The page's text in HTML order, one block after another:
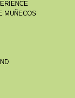
MUÑECOS